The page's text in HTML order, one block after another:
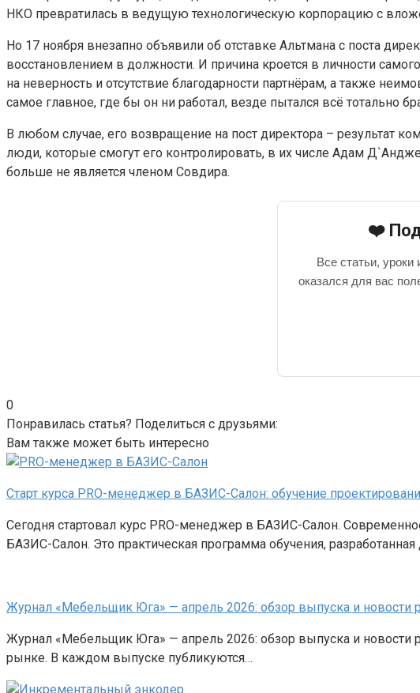
НКО превратилась в ведущую технологическую корпорацию с
Но 17 ноября внезапно объявили об отставке Альтмана с поста
восстановлением в должности. И причина кроется в личности
на неверность и отсутствие благодарности партнёрам, а также
самое главное, где бы он ни работал, везде пытался всё тотально
В любом случае, его возвращение на пост директора – результат
люди, которые смогут его контролировать, в их числе Адам
больше не является членом Совдира.
❤️
Все статьи,
оказался для вас
0
Понравилась статья? Поделиться с друзьями:
Вам также может быть интересно
Старт курса PRO-менеджер в БАЗИС-Салон: обучение
Сегодня стартовал курс PRO-менеджер в БАЗИС-Салон.
БАЗИС-Салон. Это практическая программа обучения, разработанная
Журнал «Мебельщик Юга» — апрель 2026: обзор выпуска и новости
Журнал «Мебельщик Юга» — апрель 2026: обзор выпуска и
рынке. В каждом выпуске публикуются…